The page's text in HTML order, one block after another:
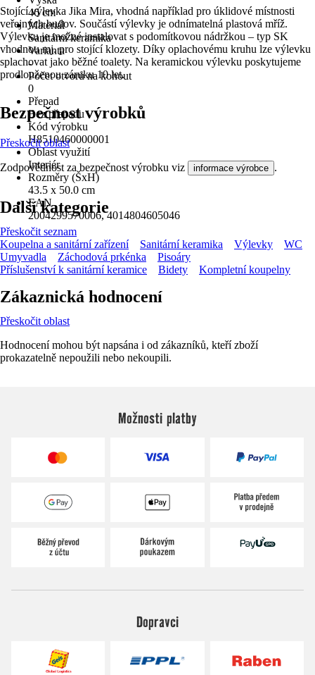
46 cm
Materiál
Sanitární keramika
Varianta
-
Počet otvorů na kohout
0
Přepad
Bez přepadu
Kód výrobku
H8510460000001
Oblast využití
Interiér
Rozměry (ŠxH)
43.5 x 50.0 cm
EAN
2004299570006, 4014804605046
Stojící výlevka Jika Mira, vhodná například pro úklidové místnosti
veřejných budov. Součástí výlevky je odnímatelná plastová mříž.
Výlevku je možné instalovat s podomítkovou nádržkou – typ SK
vhodnou mj. pro stojící klozety. Díky oplachovému kruhu lze výlevku
splachovat jako běžné toalety. Na keramickou výlevku poskytujeme
prodlouženou záruku 10 let.
Bezpečnost výrobků
Přeskočit oblast
Zodpovědnost za bezpečnost výrobku viz informace výrobce .
Další kategorie
Přeskočit seznam
Koupelna a sanitární zařízení
Sanitární keramika Výlevky
WC
Umyvadla
Záchodová prkénka
Pisoáry
Příslušenství k sanitární keramice
Bidety Kompletní koupelny
Zákaznická hodnocení
Přeskočit oblast
Hodnocení mohou být napsána i od zákazníků, kteří zboží
prokazatelně nepoužili nebo nekoupili.
Možnosti platby
Dopravci